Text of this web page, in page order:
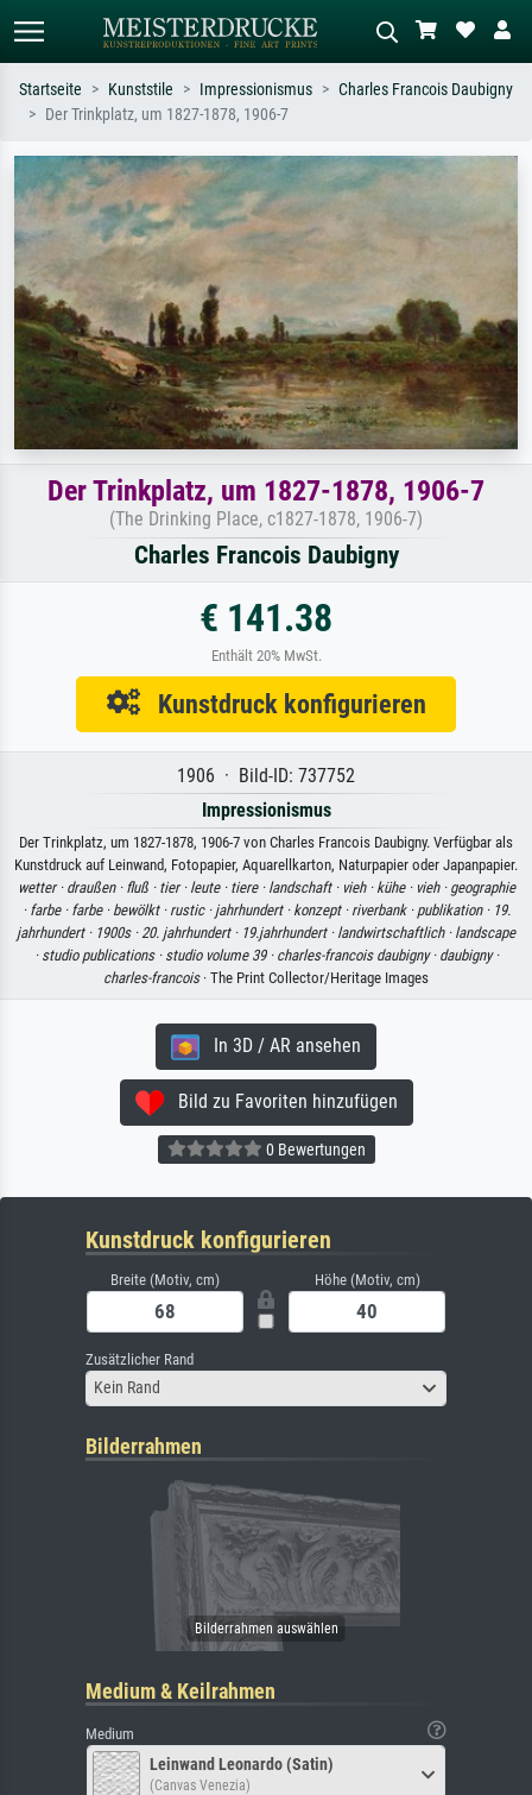
Suchen Sie nach Künstlern, Werktiteln
oder Stilen – z.B. Monet,
Sternennacht, Impressionismus, Welle
Hokusai, Akt.
Beschreiben Sie die Szene – z.B. Grüne
Wiese, Abstrakt mit viel Rot, Dunkles
Ölgemälde, Stehender Akt neben einem
Startseite Kunststile Impressionismus
Charles Francois Daubigny
Der Trinkplatz, um 1827-1878, 1906-7
Der Trinkplatz, um 1827-1878, 1906-7
(The Drinking Place, c1827-1878, 1906-7)
Charles Francois Daubigny
€ 141.38
Enthält 20% MwSt.
Kunstdruck konfigurieren
1906 · Bild-ID: 737752
Impressionismus
Der Trinkplatz, um 1827-1878, 1906-7 von Charles Francois Daubigny. Verfügbar als
Kunstdruck auf Leinwand, Fotopapier, Aquarellkarton, Naturpapier oder Japanpapier.
wetter · draußen · fluß · tier · leute · tiere · landschaft · vieh · kühe · vieh · geographie
· farbe · farbe · bewölkt · rustic · jahrhundert · konzept · riverbank · publikation · 19.
jahrhundert · 1900s · 20. jahrhundert · 19.jahrhundert · landwirtschaftlich · landscape
· studio publications · studio volume 39 · charles-francois daubigny · daubigny ·
charles-francois· The Print Collector/Heritage Images
In 3D / AR ansehen
Bild zu Favoriten hinzufügen
0 Bewertungen
Kunstdruck konfigurieren
Breite (Motiv, cm) Höhe (Motiv, cm)
Zusätzlicher Rand
Kein Rand
Bilderrahmen
Medium & Keilrahmen
Medium
Leinwand Leonardo (Satin)
(Canvas Venezia)